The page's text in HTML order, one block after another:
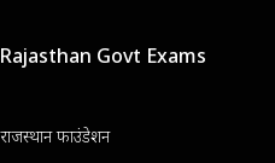
Rajasthan Govt Exams
राजस्थान फाउंडेशन